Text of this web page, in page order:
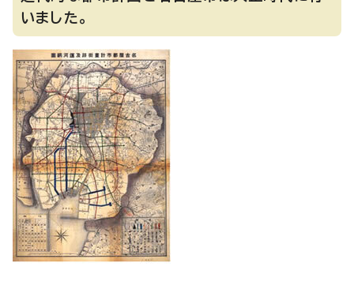
いました。